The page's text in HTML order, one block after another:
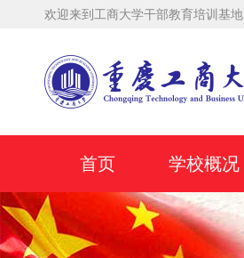
欢迎来到工商大学干部教育培训基地
首页 学校概况